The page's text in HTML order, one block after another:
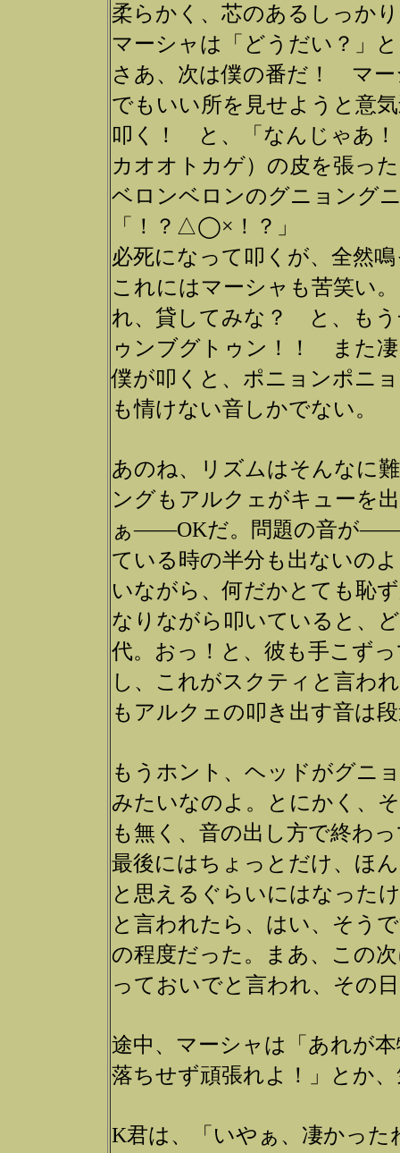
柔らかく、芯のあるしっか
マーシャは「どうだい？」
さあ、次は僕の番だ！ マ
でもいい所を見せようと意
叩く！ と、「なんじゃあ
カオオトカゲ）の皮を張っ
ベロンベロンのグニョング
「！？△◯×！？」
必死になって叩くが、全然
これにはマーシャも苦笑い
れ、貸してみな？ と、もう
ゥンブグトゥン！！ また
僕が叩くと、ポニョンポニ
も情けない音しかでない。
あのね、リズムはそんな
ングもアルクェがキューを
ぁ――OKだ。問題の音が
ている時の半分も出ない
いながら、何だかとても恥
なりながら叩いていると、
代。おっ！と、彼も手こず
し、これがスクティと言わ
もアルクェの叩き出す音は
もうホント、ヘッドがグニ
みたいなのよ。とにかく、
も無く、音の出し方で終わ
最後にはちょっとだけ、ほ
と思えるぐらいにはなった
と言われたら、はい、そう
の程度だった。まあ、この
っておいでと言われ、その
途中、マーシャは「あれが
落ちせず頑張れよ！」とか
K君は、「いやぁ、凄かっ